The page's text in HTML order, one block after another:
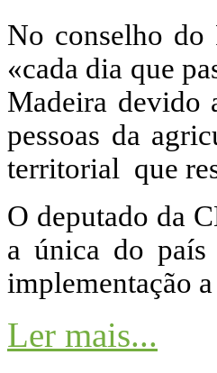
No conselho
«cada dia que
Madeira
pessoas da
territorial que
O deputado da
a única do
implementação
Ler mais...